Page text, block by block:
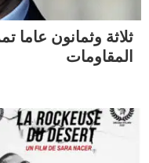
ثلاثة وثمانون عاما
المقاومات